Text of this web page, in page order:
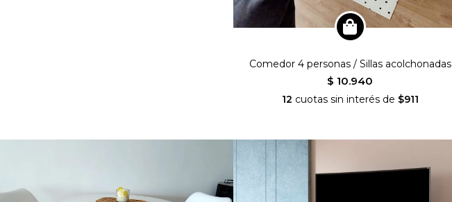
Comedor 4 personas / Sillas acolchonadas
$ 10.940
12 cuotas sin interés de $911